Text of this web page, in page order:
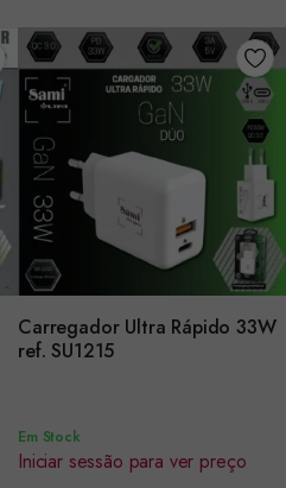
Carregador Ultra Rápido 33W
ref. SU1215
Encomendar
Em Stock
Iniciar sessão para ver preço